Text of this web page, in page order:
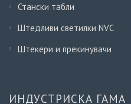
Стански табли
Штедливи светилки NVC
Штекери и прекинувачи
ИНДУСТРИСКА ГАМА